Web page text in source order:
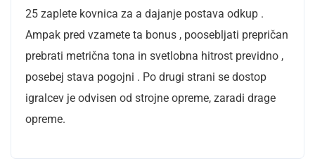
25 zaplete kovnica za a dajanje postava odkup .
Ampak pred vzamete ta bonus , poosebljati prepričan
prebrati metrična tona in svetlobna hitrost previdno ,
posebej stava pogojni . Po drugi strani se dostop
igralcev je odvisen od strojne opreme, zaradi drage
opreme.